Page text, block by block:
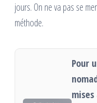
jours. On ne va pas se
méthode.
Pour